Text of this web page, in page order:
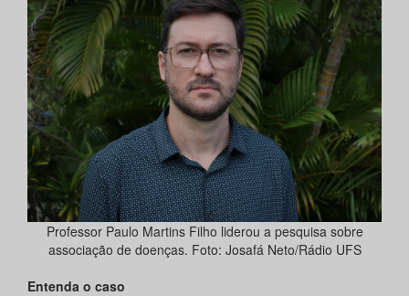
Professor Paulo Martins Filho liderou a pesquisa sobre
associação de doenças. Foto: Josafá Neto/Rádio UFS
Entenda o caso